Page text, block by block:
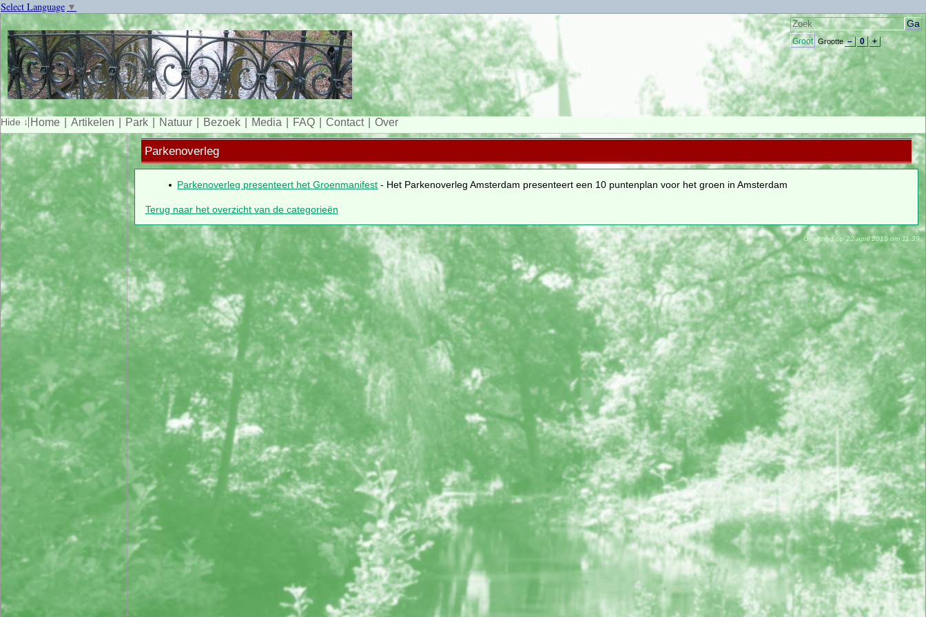
Select Language ▼
Groot Grootte – 0 +
Home Artikelen Park Natuur Bezoek Media FAQ Contact Over
Parkenoverleg
Parkenoverleg presenteert het Groenmanifest - Het Parkenoverleg Amsterdam presenteert een 10 puntenplan voor het groen in Amsterdam
Terug naar het overzicht van de categorieën
Gewijzigd op 22 april 2015 om 11:39